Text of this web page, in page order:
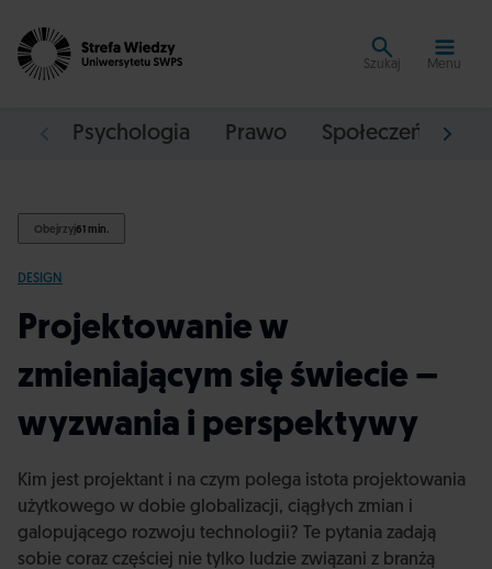
Szukaj Menu
Psychologia Prawo Społeczeństwo
Obejrzyj61 min.
DESIGN
Projektowanie w
zmieniającym się świecie –
wyzwania i perspektywy
Kim jest projektant i na czym polega istota projektowania
użytkowego w dobie globalizacji, ciągłych zmian i
galopującego rozwoju technologii? Te pytania zadają
sobie coraz częściej nie tylko ludzie związani z branżą